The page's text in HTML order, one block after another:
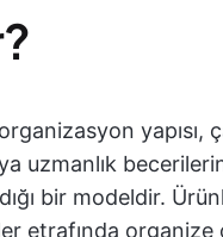
yapısı,
uzmanlık
bir modeldir.
etrafında organize